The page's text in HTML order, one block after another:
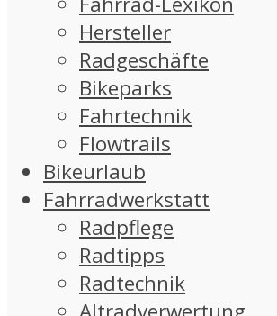
Hersteller
Radgeschäfte
Bikeparks
Fahrtechnik
Flowtrails
Bikeurlaub
Fahrradwerkstatt
Radpflege
Radtipps
Radtechnik